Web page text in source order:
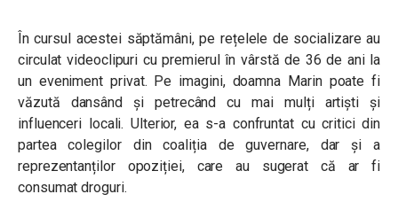
În cursul acestei săptămâni, pe rețelele de socializare au
circulat videoclipuri cu premierul în vârstă de 36 de ani la
un eveniment privat. Pe imagini, doamna Marin poate fi
văzută dansând și petrecând cu mai mulți artiști și
influenceri locali. Ulterior, ea s-a confruntat cu critici din
partea colegilor din coaliția de guvernare, dar și a
reprezentanților opoziției, care au sugerat că ar fi
consumat droguri.